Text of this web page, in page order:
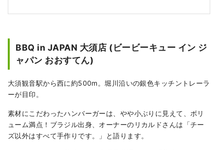
BBQ in JAPAN 大須店 (ビービーキュー イン ジ
ャパン おおすてん)
大須観音駅から西に約500m。堀川沿いの銀色キッチントレーラ
ーが目印。
素材にこだわったハンバーガーは、やや小ぶりに見えて、ボリ
ューム満点！ブラジル出身、オーナーのリカルドさんは「チー
ズ以外はすべて手作りです。」と語ります。